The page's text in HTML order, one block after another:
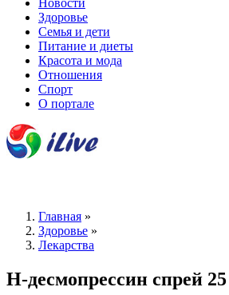
Здоровье
Семья и дети
Питание и диеты
Красота и мода
Отношения
Спорт
О портале
Главная »
Здоровье »
Лекарства
Н-десмопрессин спрей 25